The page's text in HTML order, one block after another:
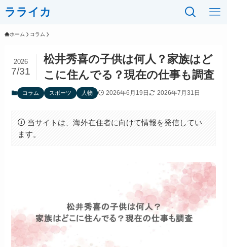
ラライカ
ホーム コラム
松井秀喜の子供は何人？家族はど
こに住んでる？現在の仕事も調査
2026
7/31
コラム スポーツ 人物 2026年6月19日 2026年7月31日
当サイトは、海外在住者に向けて情報を発信してい
ます。